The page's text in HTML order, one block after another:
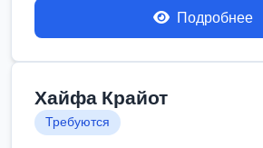
Подробнее
Хайфа Крайот
Требуются